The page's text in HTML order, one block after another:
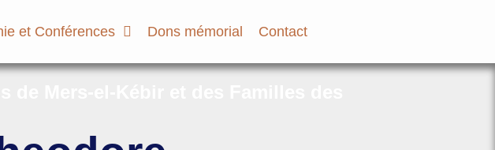
et Conférences Dons mémorial Contact